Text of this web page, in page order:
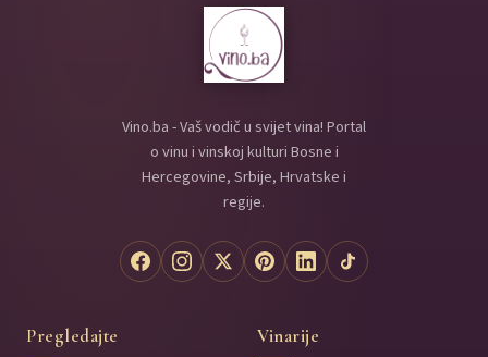
Vino.ba - Vaš vodič u svijet vina! Portal
o vinu i vinskoj kulturi Bosne i
Hercegovine, Srbije, Hrvatske i
regije.
Pregledajte Vinarije